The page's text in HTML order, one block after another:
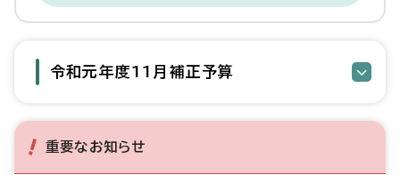
令和元年度11月補正予算
重要なお知らせ